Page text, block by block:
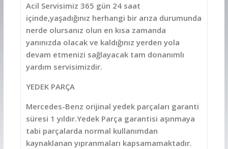
Acil Servisimiz 365 gün 24 saat
içinde,yaşadığınız herhangi bir arıza durumunda
nerde olursanız olun en kısa zamanda
yanınızda olacak ve kaldığınız yerden yola
devam etmenizi sağlayacak tam donanımlı
yardım servisimizdir.
YEDEK PARÇA
Mercedes-Benz orijinal yedek parçaları garanti
süresi 1 yıldır.Yedek Parça garantisi aşınmaya
tabi parçalarda normal kullanımdan
kaynaklanan yıpranmaları kapsamamaktadır.